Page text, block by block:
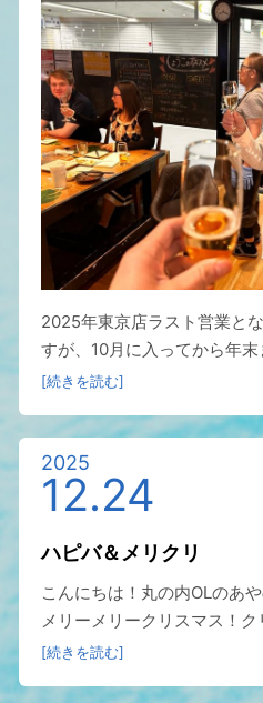
2025年東京店ラスト営業と
すが、10月に入ってから年
[続きを読む]
2025
12.24
ハピバ＆メリクリ
こんにちは！丸の内OLのあ
メリーメリークリスマス！
[続きを読む]